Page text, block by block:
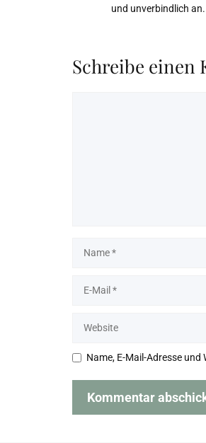
und unverbindlich an.
Schreibe einen
Mail
Name, E-Mail-Adresse